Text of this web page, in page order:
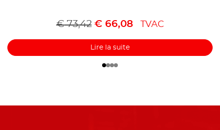
€73,42 €66,08 TVAC
Lire la suite